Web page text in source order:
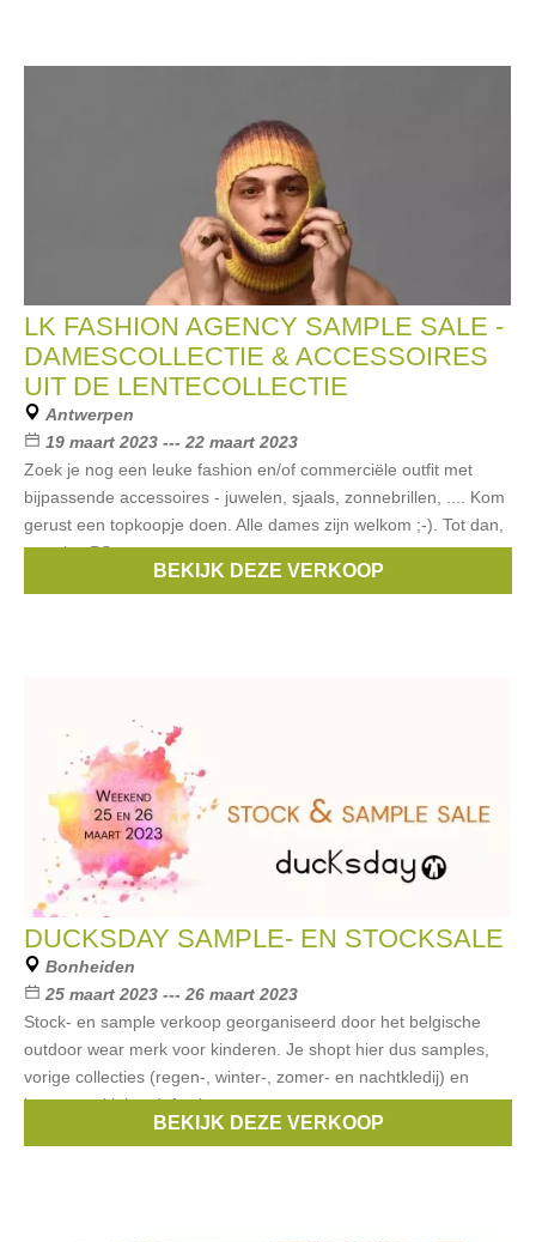
LK FASHION AGENCY SAMPLE SALE -
DAMESCOLLECTIE & ACCESSOIRES
UIT DE LENTECOLLECTIE
Antwerpen
19 maart 2023 --- 22 maart 2023
Zoek je nog een leuke fashion en/of commerciële outfit met
bijpassende accessoires - juwelen, sjaals, zonnebrillen, .... Kom
gerust een topkoopje doen. Alle dames zijn welkom ;-). Tot dan,
groetjes PS:
Pilgrim,Caddis Fly,IVY CPH
BEKIJK DEZE VERKOOP
DUCKSDAY SAMPLE- EN STOCKSALE
Bonheiden
25 maart 2023 --- 26 maart 2023
Stock- en sample verkoop georganiseerd door het belgische
outdoor wear merk voor kinderen. Je shopt hier dus samples,
vorige collecties (regen-, winter-, zomer- en nachtkledij) en
items met kleine defectjes
DucKsday
BEKIJK DEZE VERKOOP